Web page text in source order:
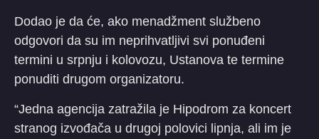
Dodao je da će, ako menadžment službeno
odgovori da su im neprihvatljivi svi ponuđeni
termini u srpnju i kolovozu, Ustanova te termine
ponuditi drugom organizatoru.
“Jedna agencija zatražila je Hipodrom za koncert
stranog izvođača u drugoj polovici lipnja, ali im je